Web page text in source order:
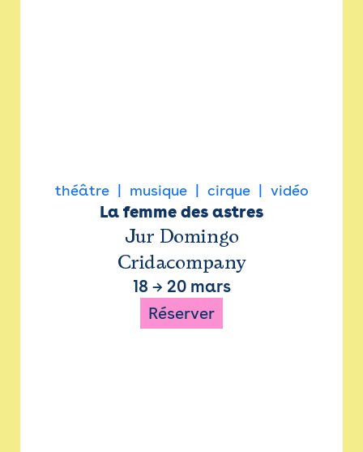
théâtre musique cirque vidéo
La femme des astres
Jur Domingo
Cridacompany
18 → 20 mars
Réserver